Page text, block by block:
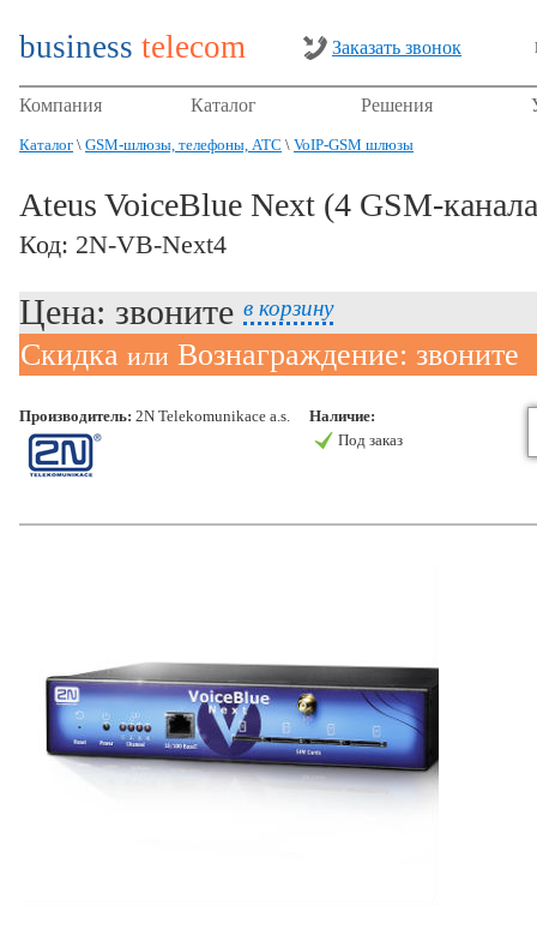
business telecom Заказать звонок
Компания Каталог Решения
Каталог \ GSM-шлюзы, телефоны, АТС \ VoIP-GSM шлюзы
Ateus VoiceBlue Next (4 GSM-
Код: 2N-VB-Next4
Цена: звоните в корзину
Скидка или Вознаграждение: звоните
Производитель: 2N Telekomunikace a.s.
Наличие:
Под заказ